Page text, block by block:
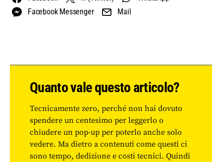
Facebook Messenger
Mail
Quanto vale questo articolo?
Tecnicamente zero, perché non hai dovuto
spendere un centesimo per leggerlo o
chiudere un pop-up per poterlo anche solo
vedere. Ma dietro a contenuti come questi ci
sono tempo, dedizione e costi tecnici. Quindi